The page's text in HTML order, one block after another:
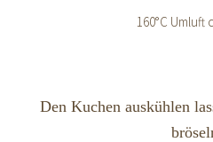
160°C Umluft
Den Kuchen auskühlen